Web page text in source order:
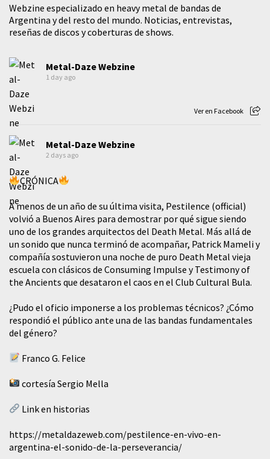
Webzine especializado en heavy metal de bandas de
Argentina y del resto del mundo. Noticias, entrevistas,
reseñas de discos y coberturas de shows.
Metal-Daze Webzine
1 day ago
Ver en Facebook
Metal-Daze Webzine
2 days ago
CRÓNICA
A menos de un año de su última visita, Pestilence (official)
volvió a Buenos Aires para demostrar por qué sigue siendo
uno de los grandes arquitectos del Death Metal. Más allá de
un sonido que nunca terminó de acompañar, Patrick Mameli y
compañía sostuvieron una noche de puro Death Metal vieja
escuela con clásicos de Consuming Impulse y Testimony of
the Ancients que desataron el caos en el Club Cultural Bula.
¿Pudo el oficio imponerse a los problemas técnicos? ¿Cómo
respondió el público ante una de las bandas fundamentales
del género?
Franco G. Felice
cortesía Sergio Mella
Link en historias
https://metaldazeweb.com/pestilence-en-vivo-en-
argentina-el-sonido-de-la-perseverancia/